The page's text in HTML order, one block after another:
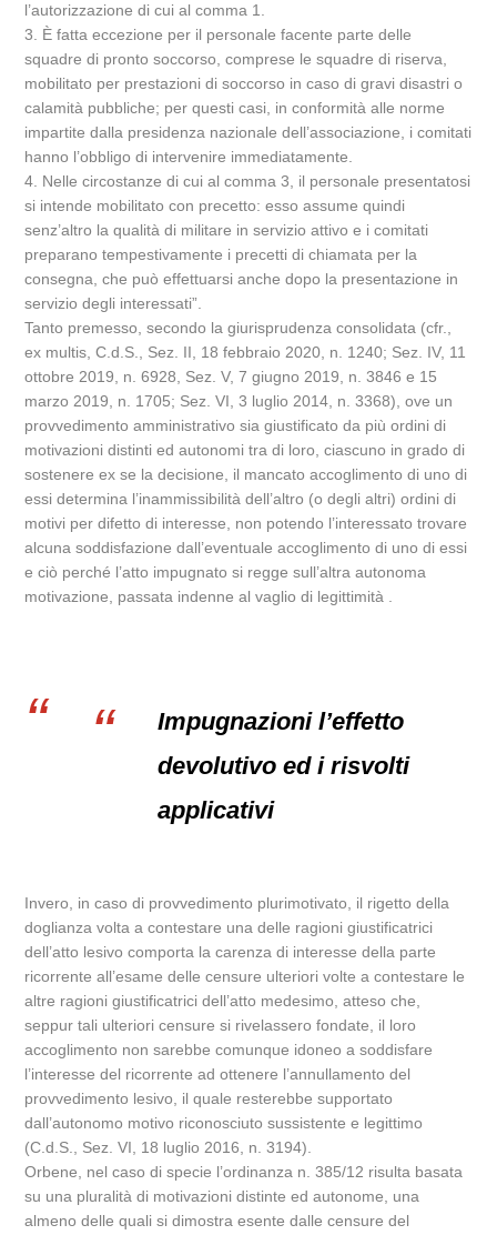
l’autorizzazione di cui al comma 1.
3. È fatta eccezione per il personale facente parte delle
squadre di pronto soccorso, comprese le squadre di riserva,
mobilitato per prestazioni di soccorso in caso di gravi disastri o
calamità pubbliche; per questi casi, in conformità alle norme
impartite dalla presidenza nazionale dell’associazione, i comitati
hanno l’obbligo di intervenire immediatamente.
4. Nelle circostanze di cui al comma 3, il personale presentatosi
si intende mobilitato con precetto: esso assume quindi
senz’altro la qualità di militare in servizio attivo e i comitati
preparano tempestivamente i precetti di chiamata per la
consegna, che può effettuarsi anche dopo la presentazione in
servizio degli interessati”.
Tanto premesso, secondo la giurisprudenza consolidata (cfr.,
ex multis, C.d.S., Sez. II, 18 febbraio 2020, n. 1240; Sez. IV, 11
ottobre 2019, n. 6928, Sez. V, 7 giugno 2019, n. 3846 e 15
marzo 2019, n. 1705; Sez. VI, 3 luglio 2014, n. 3368), ove un
provvedimento amministrativo sia giustificato da più ordini di
motivazioni distinti ed autonomi tra di loro, ciascuno in grado di
sostenere ex se la decisione, il mancato accoglimento di uno di
essi determina l’inammissibilità dell’altro (o degli altri) ordini di
motivi per difetto di interesse, non potendo l’interessato trovare
alcuna soddisfazione dall’eventuale accoglimento di uno di essi
e ciò perché l’atto impugnato si regge sull’altra autonoma
motivazione, passata indenne al vaglio di legittimità .
Impugnazioni l’effetto
devolutivo ed i risvolti
applicativi
Invero, in caso di provvedimento plurimotivato, il rigetto della
doglianza volta a contestare una delle ragioni giustificatrici
dell’atto lesivo comporta la carenza di interesse della parte
ricorrente all’esame delle censure ulteriori volte a contestare le
altre ragioni giustificatrici dell’atto medesimo, atteso che,
seppur tali ulteriori censure si rivelassero fondate, il loro
accoglimento non sarebbe comunque idoneo a soddisfare
l’interesse del ricorrente ad ottenere l’annullamento del
provvedimento lesivo, il quale resterebbe supportato
dall’autonomo motivo riconosciuto sussistente e legittimo
(C.d.S., Sez. VI, 18 luglio 2016, n. 3194).
Orbene, nel caso di specie l’ordinanza n. 385/12 risulta basata
su una pluralità di motivazioni distinte ed autonome, una
almeno delle quali si dimostra esente dalle censure del